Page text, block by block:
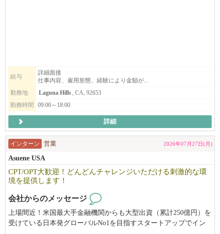
給与
詳細面接
仕事内容、雇用形態、経験により金額が...
勤務地
Laguna Hills, CA, 92653
勤務時間
09:00～18:00
詳細
インターン 営業 2026年07月27日(月)
Asuene USA
CPT/OPT大歓迎！どんどんチャレンジいただける刺激的な環
境を提供します！
会社からのメッセージ
上場間近！米国最大手金融機関からも大型出資（累計250億円）を
受けている日本発グローバルNo1を目指すスタートアップでイン